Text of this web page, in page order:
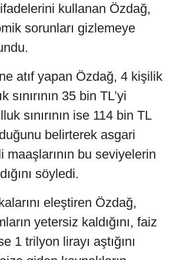
kullanan Özdağ,
sorunları gizlemeye
atıf yapan Özdağ, 4 kişilik
sınırının 35 bin TL’yi
sınırının ise 114 bin TL
belirterek asgari
maaşlarının bu seviyelerin
söyledi.
eleştiren Özdağ,
yetersiz kaldığını, faiz
1 trilyon lirayı aştığını